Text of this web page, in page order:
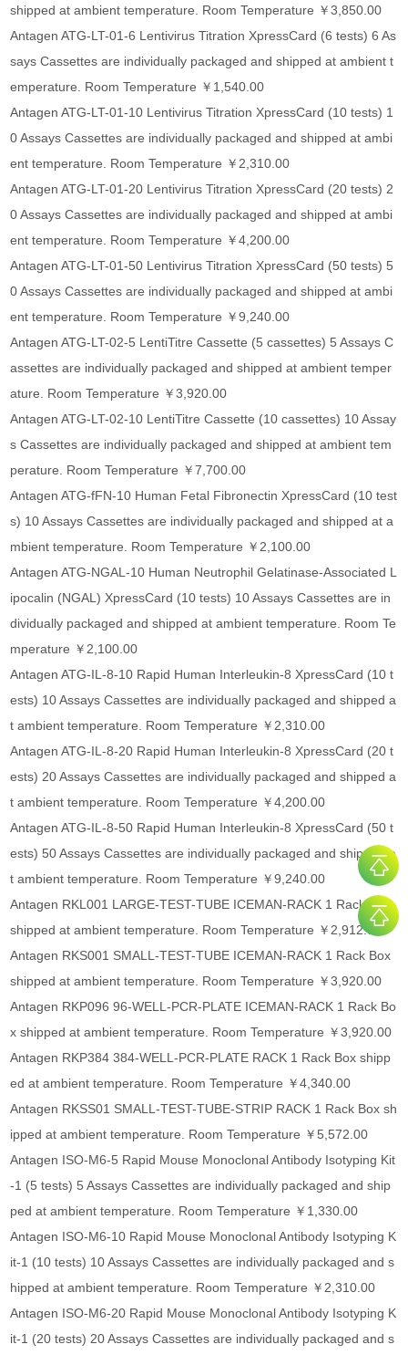
shipped at ambient temperature. Room Temperature ￥3,850.00
Antagen ATG-LT-01-6 Lentivirus Titration XpressCard (6 tests) 6 As
says Cassettes are individually packaged and shipped at ambient t
emperature. Room Temperature ￥1,540.00
Antagen ATG-LT-01-10 Lentivirus Titration XpressCard (10 tests) 1
0 Assays Cassettes are individually packaged and shipped at ambi
ent temperature. Room Temperature ￥2,310.00
Antagen ATG-LT-01-20 Lentivirus Titration XpressCard (20 tests) 2
0 Assays Cassettes are individually packaged and shipped at ambi
ent temperature. Room Temperature ￥4,200.00
Antagen ATG-LT-01-50 Lentivirus Titration XpressCard (50 tests) 5
0 Assays Cassettes are individually packaged and shipped at ambi
ent temperature. Room Temperature ￥9,240.00
Antagen ATG-LT-02-5 LentiTitre Cassette (5 cassettes) 5 Assays C
assettes are individually packaged and shipped at ambient temper
ature. Room Temperature ￥3,920.00
Antagen ATG-LT-02-10 LentiTitre Cassette (10 cassettes) 10 Assay
s Cassettes are individually packaged and shipped at ambient tem
perature. Room Temperature ￥7,700.00
Antagen ATG-fFN-10 Human Fetal Fibronectin XpressCard (10 test
s) 10 Assays Cassettes are individually packaged and shipped at a
mbient temperature. Room Temperature ￥2,100.00
Antagen ATG-NGAL-10 Human Neutrophil Gelatinase-Associated L
ipocalin (NGAL) XpressCard (10 tests) 10 Assays Cassettes are in
dividually packaged and shipped at ambient temperature. Room Te
mperature ￥2,100.00
Antagen ATG-IL-8-10 Rapid Human Interleukin-8 XpressCard (10 t
ests) 10 Assays Cassettes are individually packaged and shipped a
t ambient temperature. Room Temperature ￥2,310.00
Antagen ATG-IL-8-20 Rapid Human Interleukin-8 XpressCard (20 t
ests) 20 Assays Cassettes are individually packaged and shipped a
t ambient temperature. Room Temperature ￥4,200.00
Antagen ATG-IL-8-50 Rapid Human Interleukin-8 XpressCard (50 t
ests) 50 Assays Cassettes are individually packaged and shipped a
t ambient temperature. Room Temperature ￥9,240.00
Antagen RKL001 LARGE-TEST-TUBE ICEMAN-RACK 1 Rack Box
shipped at ambient temperature. Room Temperature ￥2,912.00
Antagen RKS001 SMALL-TEST-TUBE ICEMAN-RACK 1 Rack Box
shipped at ambient temperature. Room Temperature ￥3,920.00
Antagen RKP096 96-WELL-PCR-PLATE ICEMAN-RACK 1 Rack Bo
x shipped at ambient temperature. Room Temperature ￥3,920.00
Antagen RKP384 384-WELL-PCR-PLATE RACK 1 Rack Box shipp
ed at ambient temperature. Room Temperature ￥4,340.00
Antagen RKSS01 SMALL-TEST-TUBE-STRIP RACK 1 Rack Box sh
ipped at ambient temperature. Room Temperature ￥5,572.00
Antagen ISO-M6-5 Rapid Mouse Monoclonal Antibody Isotyping Kit
-1 (5 tests) 5 Assays Cassettes are individually packaged and ship
ped at ambient temperature. Room Temperature ￥1,330.00
Antagen ISO-M6-10 Rapid Mouse Monoclonal Antibody Isotyping K
it-1 (10 tests) 10 Assays Cassettes are individually packaged and s
hipped at ambient temperature. Room Temperature ￥2,310.00
Antagen ISO-M6-20 Rapid Mouse Monoclonal Antibody Isotyping K
it-1 (20 tests) 20 Assays Cassettes are individually packaged and s